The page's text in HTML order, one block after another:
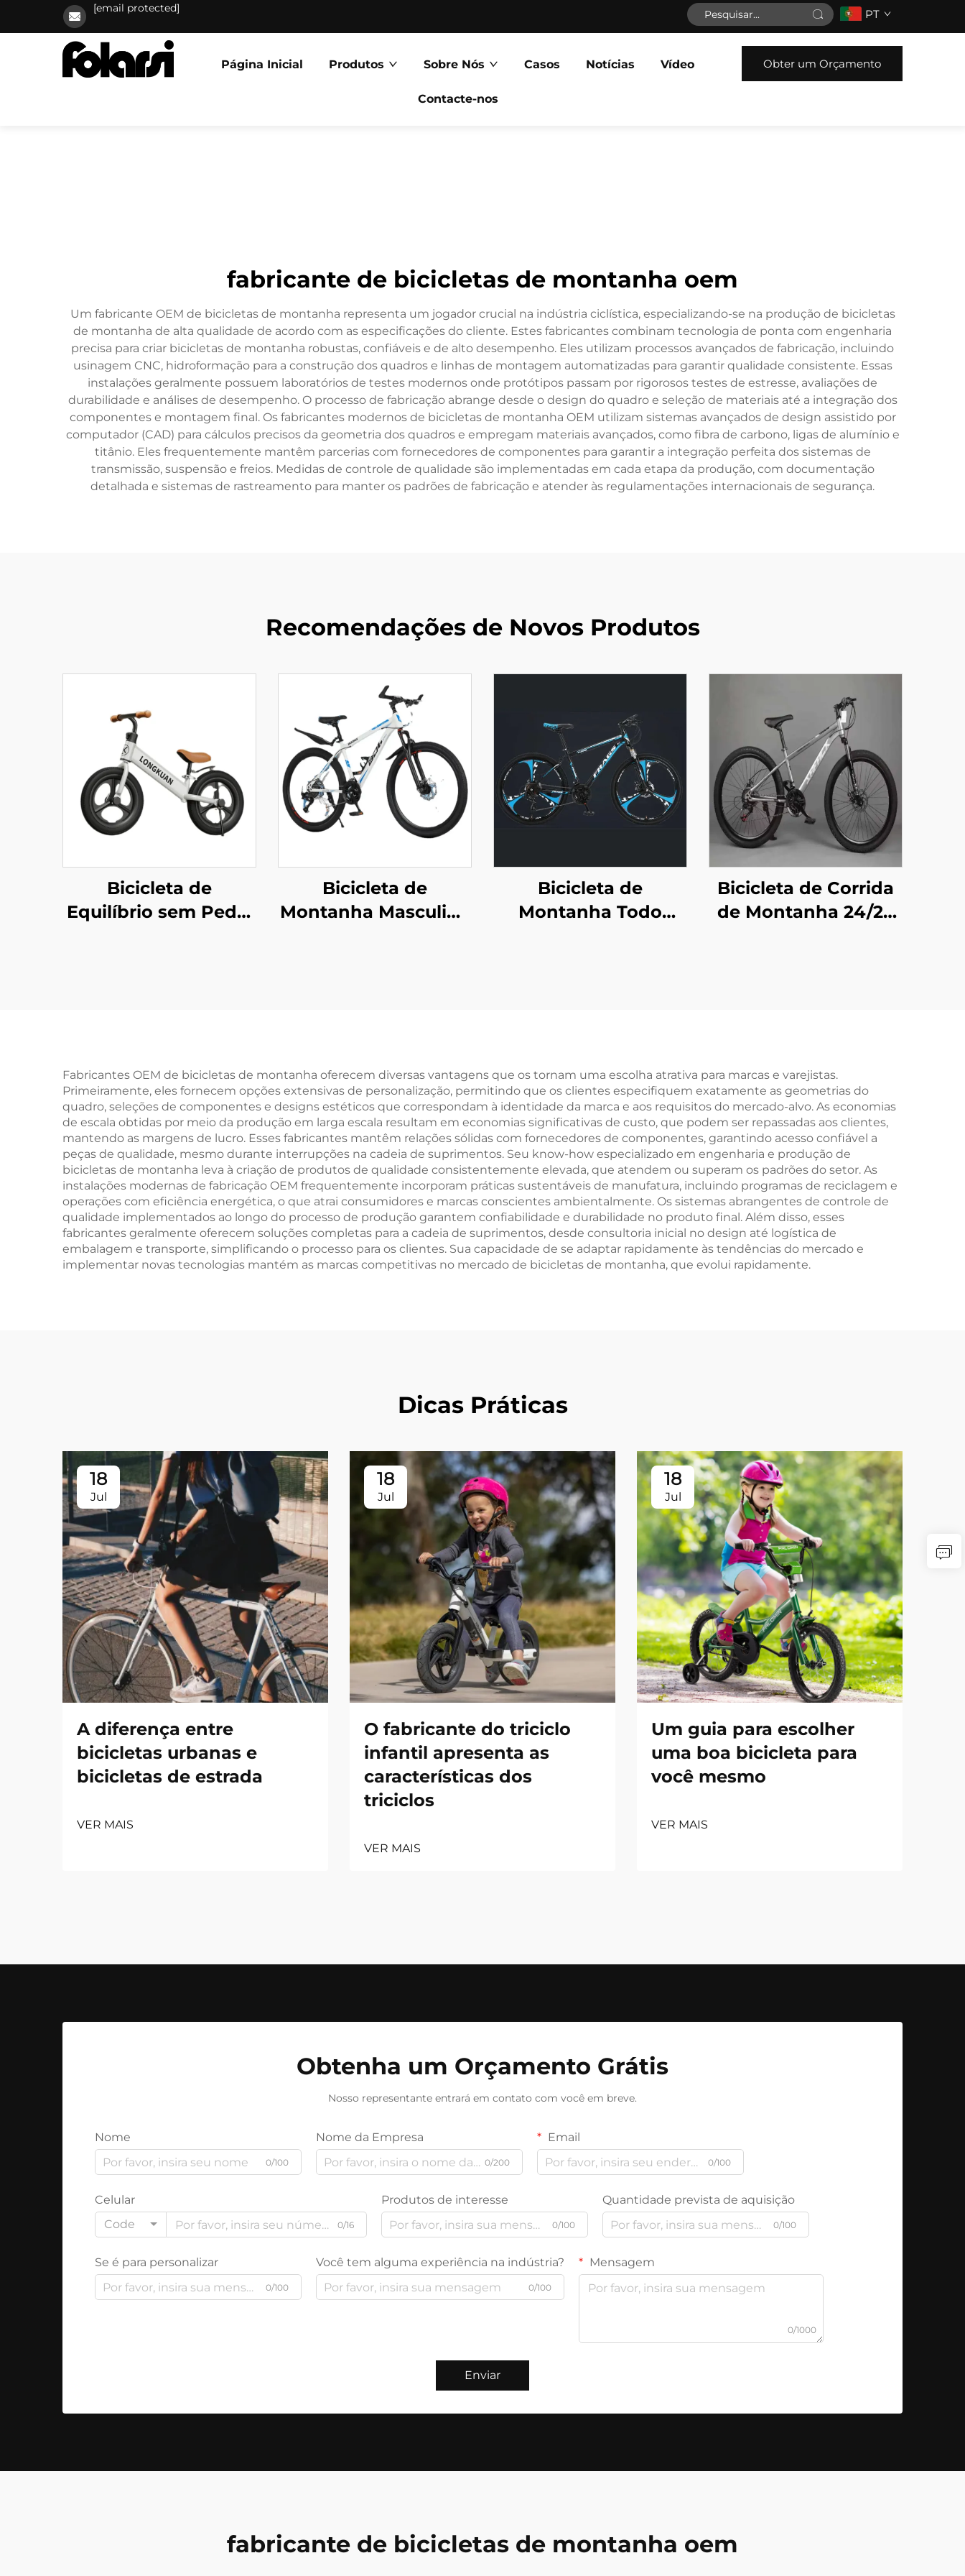
[email protected] PT
Página Inicial Produtos Sobre Nós Casos Notícias Vídeo
Contacte-nos
Obter um Orçamento
fabricante de bicicletas de montanha oem
Um fabricante OEM de bicicletas de montanha representa um jogador crucial na indústria ciclística, especializando-se na produção de bicicletas
de montanha de alta qualidade de acordo com as especificações do cliente. Estes fabricantes combinam tecnologia de ponta com engenharia
precisa para criar bicicletas de montanha robustas, confiáveis e de alto desempenho. Eles utilizam processos avançados de fabricação, incluindo
usinagem CNC, hidroformação para a construção dos quadros e linhas de montagem automatizadas para garantir qualidade consistente. Essas
instalações geralmente possuem laboratórios de testes modernos onde protótipos passam por rigorosos testes de estresse, avaliações de
durabilidade e análises de desempenho. O processo de fabricação abrange desde o design do quadro e seleção de materiais até a integração dos
componentes e montagem final. Os fabricantes modernos de bicicletas de montanha OEM utilizam sistemas avançados de design assistido por
computador (CAD) para cálculos precisos da geometria dos quadros e empregam materiais avançados, como fibra de carbono, ligas de alumínio e
titânio. Eles frequentemente mantêm parcerias com fornecedores de componentes para garantir a integração perfeita dos sistemas de
transmissão, suspensão e freios. Medidas de controle de qualidade são implementadas em cada etapa da produção, com documentação
detalhada e sistemas de rastreamento para manter os padrões de fabricação e atender às regulamentações internacionais de segurança.
Recomendações de Novos Produtos
Bicicleta de
Equilíbrio sem Pedal
Bicicleta de
Montanha Masculina
Comum, Atacado,
Material de Garfo de
Aço
Bicicleta de
Montanha Todo
Travão de Disco por
Atacado
Bicicleta de Corrida
de Montanha 24/26
Road
Fabricantes OEM de bicicletas de montanha oferecem diversas vantagens que os tornam uma escolha atrativa para marcas e varejistas.
Primeiramente, eles fornecem opções extensivas de personalização, permitindo que os clientes especifiquem exatamente as geometrias do
quadro, seleções de componentes e designs estéticos que correspondam à identidade da marca e aos requisitos do mercado-alvo. As economias
de escala obtidas por meio da produção em larga escala resultam em economias significativas de custo, que podem ser repassadas aos clientes,
mantendo as margens de lucro. Esses fabricantes mantêm relações sólidas com fornecedores de componentes, garantindo acesso confiável a
peças de qualidade, mesmo durante interrupções na cadeia de suprimentos. Seu know-how especializado em engenharia e produção de
bicicletas de montanha leva à criação de produtos de qualidade consistentemente elevada, que atendem ou superam os padrões do setor. As
instalações modernas de fabricação OEM frequentemente incorporam práticas sustentáveis de manufatura, incluindo programas de reciclagem e
operações com eficiência energética, o que atrai consumidores e marcas conscientes ambientalmente. Os sistemas abrangentes de controle de
qualidade implementados ao longo do processo de produção garantem confiabilidade e durabilidade no produto final. Além disso, esses
fabricantes geralmente oferecem soluções completas para a cadeia de suprimentos, desde consultoria inicial no design até logística de
embalagem e transporte, simplificando o processo para os clientes. Sua capacidade de se adaptar rapidamente às tendências do mercado e
implementar novas tecnologias mantém as marcas competitivas no mercado de bicicletas de montanha, que evolui rapidamente.
Dicas Práticas
18
Jul
A diferença entre
bicicletas urbanas e
bicicletas de estrada
VER MAIS
18
Jul
O fabricante do triciclo
infantil apresenta as
características dos
triciclos
VER MAIS
18
Jul
Um guia para escolher
uma boa bicicleta para
você mesmo
VER MAIS
Obtenha um Orçamento Grátis
Nosso representante entrará em contato com você em breve.
Nome
0/100
Nome da Empresa
0/200
Email
0/100
Celular
Code
0/16
Produtos de interesse
0/100
Quantidade prevista de aquisição
0/100
Se é para personalizar
0/100
Você tem alguma experiência na indústria?
0/100
Mensagem
0/1000
Enviar
fabricante de bicicletas de montanha oem